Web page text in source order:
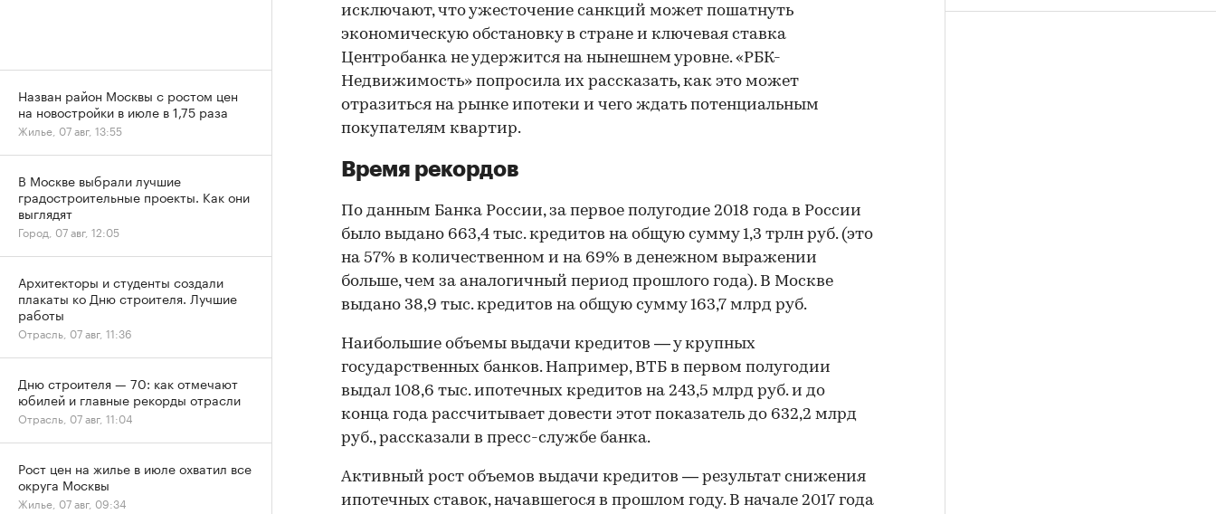
исключают, что ужесточение санкций может пошатнуть
экономическую обстановку в стране и ключевая ставка
Центробанка не удержится на нынешнем уровне. «РБК-
Недвижимость» попросила их рассказать, как это может
отразиться на рынке ипотеки и чего ждать потенциальным
покупателям квартир.
Время рекордов
По данным Банка России, за первое полугодие 2018 года в России
было выдано 663,4 тыс. кредитов на общую сумму 1,3 трлн руб. (это
на 57% в количественном и на 69% в денежном выражении
больше, чем за аналогичный период прошлого года). В Москве
выдано 38,9 тыс. кредитов на общую сумму 163,7 млрд руб.
Наибольшие объемы выдачи кредитов — у крупных
государственных банков. Например, ВТБ в первом полугодии
выдал 108,6 тыс. ипотечных кредитов на 243,5 млрд руб. и до
конца года рассчитывает довести этот показатель до 632,2 млрд
руб., рассказали в пресс-службе банка.
Активный рост объемов выдачи кредитов — результат снижения
ипотечных ставок, начавшегося в прошлом году. В начале 2017 года
Назван район Москвы с ростом цен
на новостройки в июле в 1,75 раза
Жилье, 07 авг, 13:55
В Москве выбрали лучшие
градостроительные проекты. Как они
выглядят
Город, 07 авг, 12:05
Архитекторы и студенты создали
плакаты ко Дню строителя. Лучшие
работы
Отрасль, 07 авг, 11:36
Дню строителя — 70: как отмечают
юбилей и главные рекорды отрасли
Отрасль, 07 авг, 11:04
Рост цен на жилье в июле охватил все
округа Москвы
Жилье, 07 авг, 09:34